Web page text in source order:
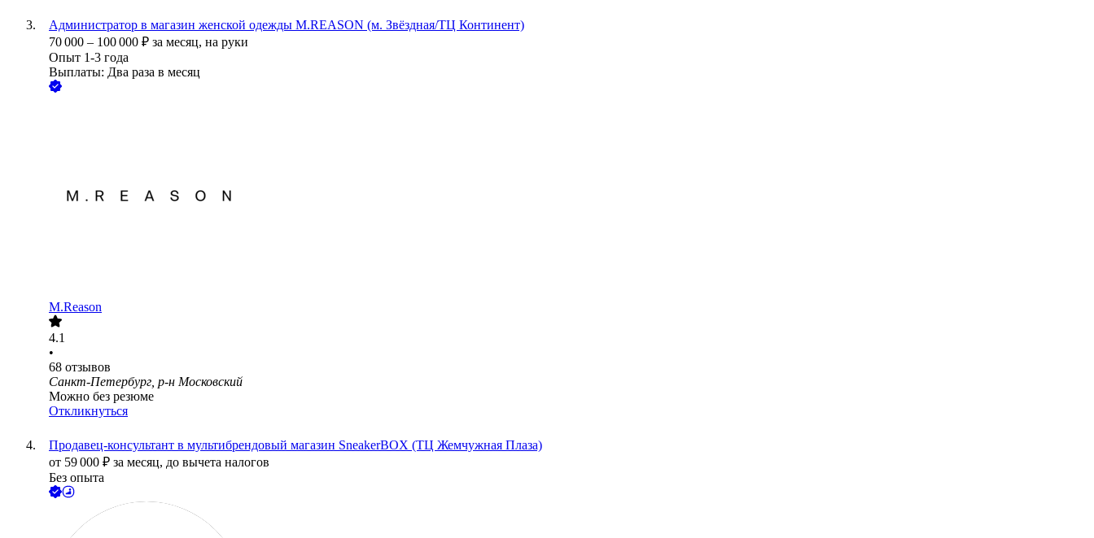
Администратор в магазин женской одежды M.REASON (м. Звёздная/ТЦ Континент)
70 000 – 100 000 ₽ за месяц, на руки
Опыт 1-3 года
Выплаты: Два раза в месяц
M.Reason
4.1
•
68 отзывов
Санкт-Петербург, р-н Московский
Можно без резюме
Откликнуться
Продавец-консультант в мультибрендовый магазин SneakerBOX (ТЦ Жемчужная Плаза)
от 59 000 ₽ за месяц, до вычета налогов
Без опыта